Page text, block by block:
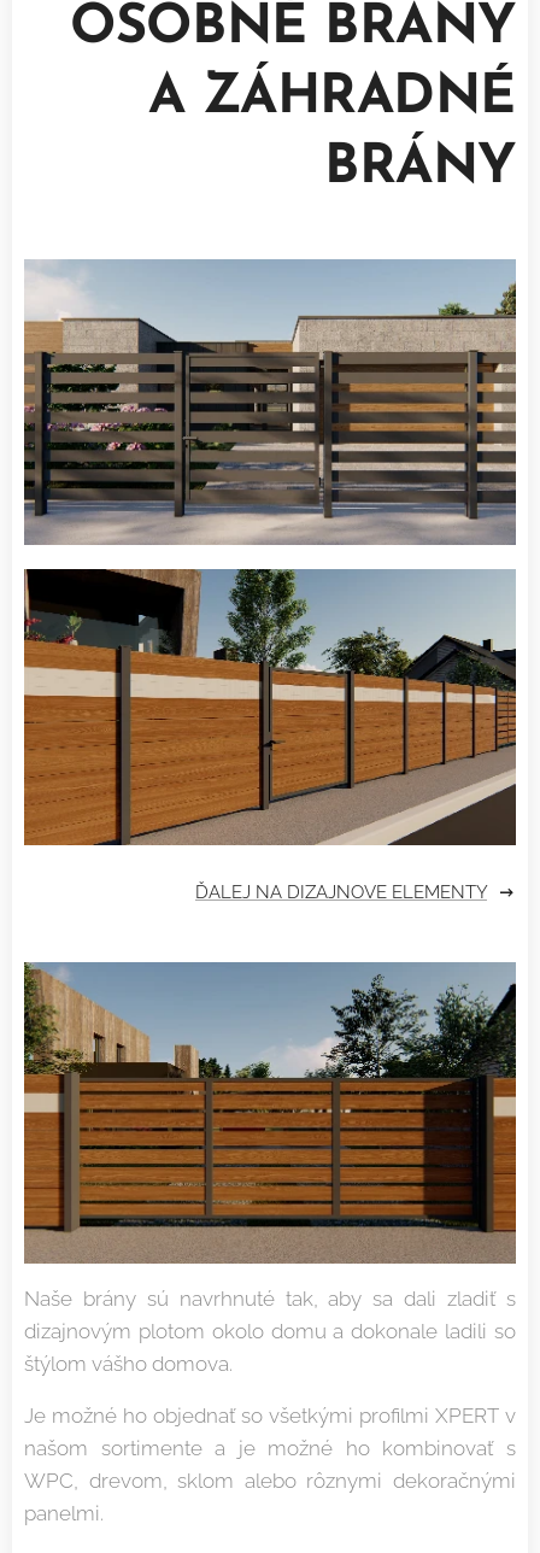
OSOBNÉ BRÁNY
A ZÁHRADNÉ
BRÁNY
ĎALEJ NA DIZAJNOVE ELEMENTY
Naše brány sú navrhnuté tak, aby sa dali zladiť s
dizajnovým plotom okolo domu a dokonale ladili so
štýlom vášho domova.
Je možné ho objednať so všetkými profilmi XPERT v
našom sortimente a je možné ho kombinovať s
WPC, drevom, sklom alebo rôznymi dekoračnými
panelmi.